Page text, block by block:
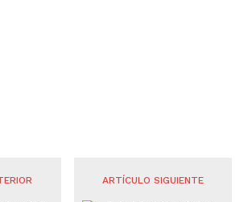
ARTÍCULO SIGUIENTE